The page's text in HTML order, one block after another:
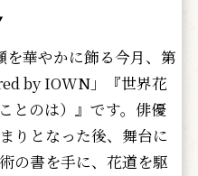
華やかに飾る今月、第
by IOWN」『世界花
とのは）』です。俳優
りとなった後、舞台に
の書を手に、花道を駆